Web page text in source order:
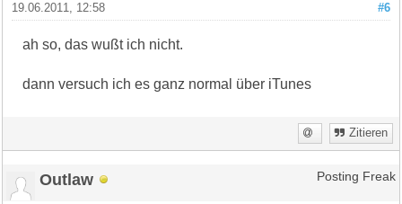
#6
19.06.2011, 12:58
ah so, das wußt ich nicht.
dann versuch ich es ganz normal über iTunes
Zitieren
Outlaw Posting Freak